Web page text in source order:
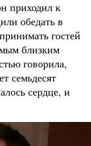
приходил к
обедать в
гостей
близким
говорила,
семьдесят
сердце, и